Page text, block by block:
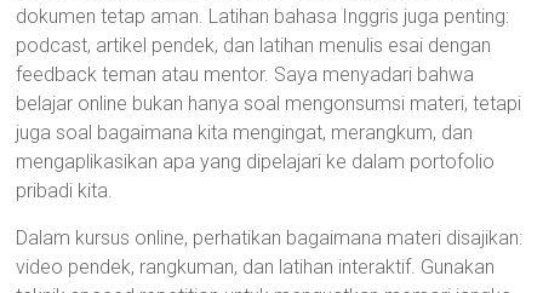
dokumen tetap aman. Latihan bahasa Inggris juga penting:
podcast, artikel pendek, dan latihan menulis esai dengan
feedback teman atau mentor. Saya menyadari bahwa
belajar online bukan hanya soal mengonsumsi materi, tetapi
juga soal bagaimana kita mengingat, merangkum, dan
mengaplikasikan apa yang dipelajari ke dalam portofolio
pribadi kita.
Dalam kursus online, perhatikan bagaimana materi disajikan:
video pendek, rangkuman, dan latihan interaktif. Gunakan